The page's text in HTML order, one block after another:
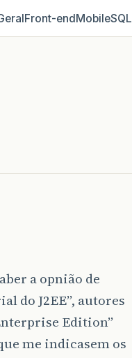
Front‑endMobileSQL
a opnião de
do J2EE”, autores
Edition”
me indicasem os